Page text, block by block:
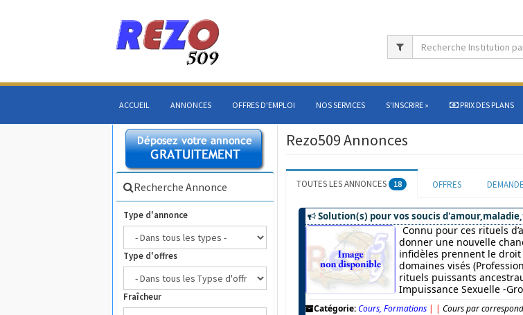
ACCUEIL ANNONCES OFFRES D'EMPLOI NOS SERVICES S'INSCRIRE » PRIX DES PLANS
Recherche Annonce
Type d'annonce
Type d'offres
Fraîcheur
Rezo509 Annonces
TOUTES LES ANNONCES 18 OFFRES
Solution(s) pour vos soucis
Connu pour ces rituels
donner une nouvelle
infidèles prennent le
domaines visés
rituels puissants
Impuissance Sexuelle -
Catégorie: Cours, Formations | | Cours par